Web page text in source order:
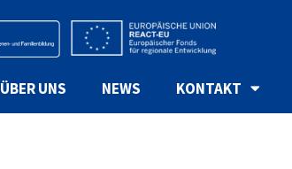
ÜBER UNS NEWS KONTAKT